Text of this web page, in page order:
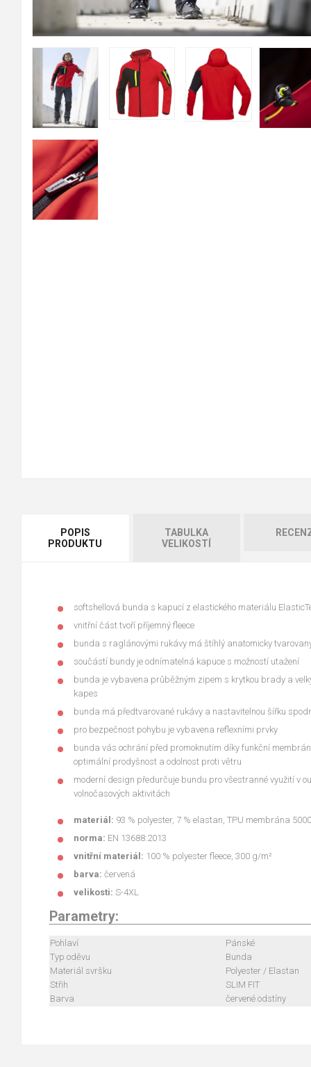
POPIS
PRODUKTU
TABULKA
VELIKOSTÍ
softshellová bunda s kapucí z elastického materiálu
vnitřní část tvoří příjemný fleece
bunda s raglánovými rukávy má štíhlý anatomicky
součástí bundy je odnímatelná kapuce s možností utažení
bunda je vybavena průběžným zipem s krytkou brady a
kapes
bunda má předtvarované rukávy a nastavitelnou šířku
pro bezpečnost pohybu je vybavena reflexními prvky
bunda vás ochrání před promoknutím díky funkční
optimální prodyšnost a odolnost proti větru
moderní design předurčuje bundu pro všestranné využití v
volnočasových aktivitách
materiál: 93 % polyester, 7 % elastan, TPU membrána
norma: EN 13688:2013
vnitřní materiál: 100 % polyester fleece, 300 g/m²
barva: červená
velikosti: S-4XL
Parametry:
Pohlaví
Pánské
Typ oděvu
Bunda
Materiál svršku
Polyester / Elastan
Střih
SLIM FIT
Barva
červené odstíny